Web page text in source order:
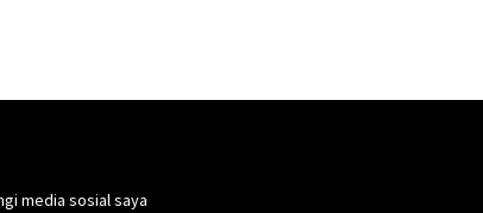
media sosial saya